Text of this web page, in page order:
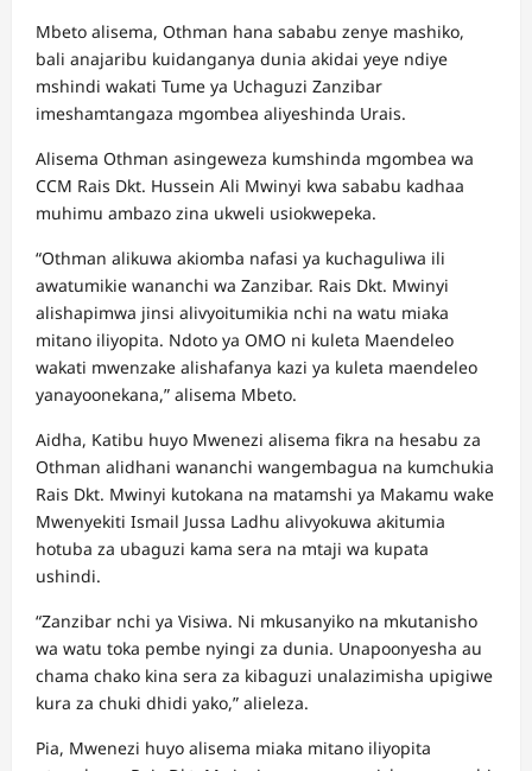
Mbeto alisema, Othman hana sababu zenye mashiko,
bali anajaribu kuidanganya dunia akidai yeye ndiye
mshindi wakati Tume ya Uchaguzi Zanzibar
imeshamtangaza mgombea aliyeshinda Urais.
Alisema Othman asingeweza kumshinda mgombea wa
CCM Rais Dkt. Hussein Ali Mwinyi kwa sababu kadhaa
muhimu ambazo zina ukweli usiokwepeka.
“Othman alikuwa akiomba nafasi ya kuchaguliwa ili
awatumikie wananchi wa Zanzibar. Rais Dkt. Mwinyi
alishapimwa jinsi alivyoitumikia nchi na watu miaka
mitano iliyopita. Ndoto ya OMO ni kuleta Maendeleo
wakati mwenzake alishafanya kazi ya kuleta maendeleo
yanayoonekana,” alisema Mbeto.
Aidha, Katibu huyo Mwenezi alisema fikra na hesabu za
Othman alidhani wananchi wangembagua na kumchukia
Rais Dkt. Mwinyi kutokana na matamshi ya Makamu wake
Mwenyekiti Ismail Jussa Ladhu alivyokuwa akitumia
hotuba za ubaguzi kama sera na mtaji wa kupata
ushindi.
“Zanzibar nchi ya Visiwa. Ni mkusanyiko na mkutanisho
wa watu toka pembe nyingi za dunia. Unapoonyesha au
chama chako kina sera za kibaguzi unalazimisha upigiwe
kura za chuki dhidi yako,” alieleza.
Pia, Mwenezi huyo alisema miaka mitano iliyopita